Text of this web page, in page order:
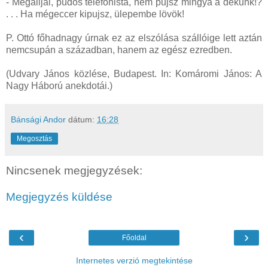
- Megálljai, püdös telefonista, nem pujsz mingyá a dekunk!?
. . . Ha mégeccer kipujsz, ülepembe lövök!
P. Ottó főhadnagy úrnak ez az elszólása szállóige lett aztán
nemcsupán a században, hanem az egész ezredben.
(Udvary János közlése, Budapest. In: Komáromi János: A
Nagy Háború anekdotái.)
Bánsági Andor dátum: 16:28
Megosztás
Nincsenek megjegyzések:
Megjegyzés küldése
‹ ›
Főoldal
Internetes verzió megtekintése